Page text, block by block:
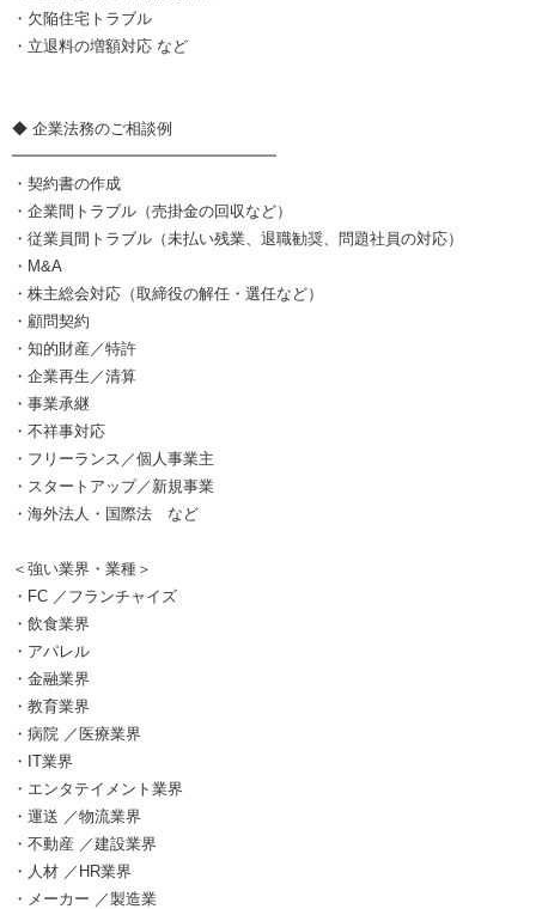
・欠陥住宅トラブル
・立退料の増額対応 など
◆ 企業法務のご相談例
━━━━━━━━━━━━━━━━━
・契約書の作成
・企業間トラブル（売掛金の回収など）
・従業員間トラブル（未払い残業、退職勧奨、問題社員の対応）
・M&A
・株主総会対応（取締役の解任・選任など）
・顧問契約
・知的財産／特許
・企業再生／清算
・事業承継
・不祥事対応
・フリーランス／個人事業主
・スタートアップ／新規事業
・海外法人・国際法 など
＜強い業界・業種＞
・FC ／フランチャイズ
・飲食業界
・アパレル
・金融業界
・教育業界
・病院 ／医療業界
・IT業界
・エンタテイメント業界
・運送 ／物流業界
・不動産 ／建設業界
・人材 ／HR業界
・メーカー ／製造業